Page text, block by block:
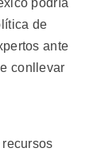
podría
de
ante
conllevar